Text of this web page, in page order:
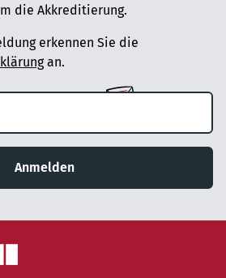
die Akkreditierung.
erkennen Sie die
an.
Anmelden